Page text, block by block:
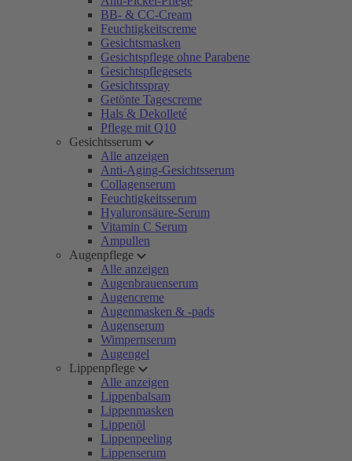
BB- & CC-Cream
Feuchtigkeitscreme
Gesichtsmasken
Gesichtspflege ohne Parabene
Gesichtspflegesets
Gesichtsspray
Getönte Tagescreme
Hals & Dekolleté
Pflege mit Q10
Gesichtsserum
Alle anzeigen
Anti-Aging-Gesichtsserum
Collagenserum
Feuchtigkeitsserum
Hyaluronsäure-Serum
Vitamin C Serum
Ampullen
Augenpflege
Alle anzeigen
Augenbrauenserum
Augencreme
Augenmasken & -pads
Augenserum
Wimpernserum
Augengel
Lippenpflege
Alle anzeigen
Lippenbalsam
Lippenmasken
Lippenöl
Lippenpeeling
Lippenserum